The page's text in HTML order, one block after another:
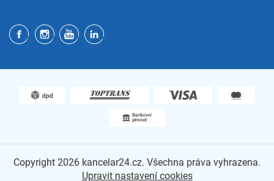
Copyright 2026 kancelar24.cz. Všechna práva vyhrazena.
Upravit nastavení cookies